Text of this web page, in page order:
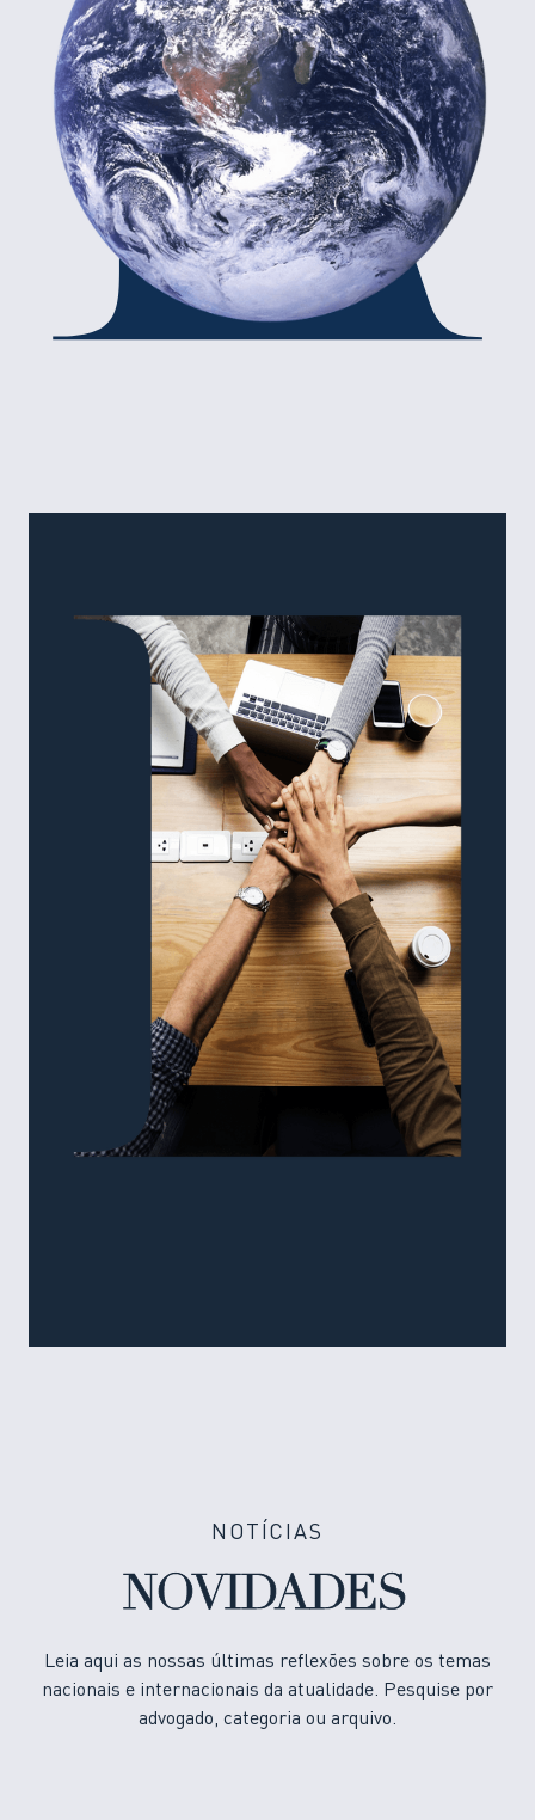
NOTÍCIAS
NOVIDADES
Leia aqui as nossas últimas reflexões sobre os temas
nacionais e internacionais da atualidade. Pesquise por
advogado, categoria ou arquivo.